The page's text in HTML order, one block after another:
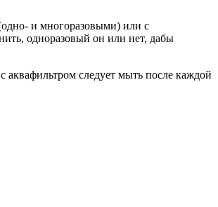
и многоразовыми) или с
одноразовый он или нет, дабы
аквафильтром следует мыть после каждой